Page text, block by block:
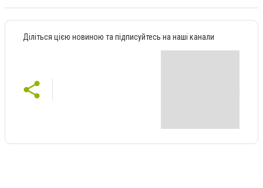
Діліться цією новиною та підписуйтесь на наші канали